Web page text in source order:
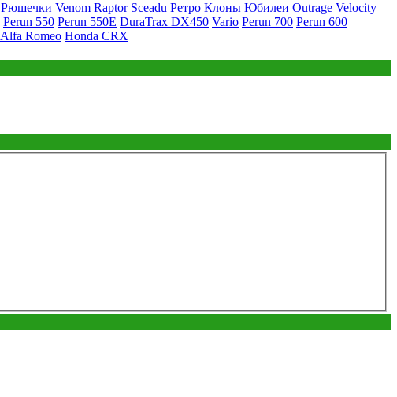
Рюшечки Venom Raptor Sceadu Ретро Клоны Юбилеи Outrage Velocity
Perun 550 Perun 550E DuraTrax DX450 Vario Perun 700 Perun 600
Alfa Romeo Honda CRX